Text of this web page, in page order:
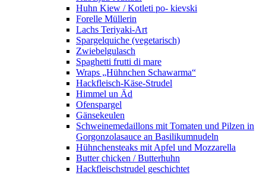
Huhn Kiew / Kotleti po- kievski
Forelle Müllerin
Lachs Teriyaki-Art
Spargelquiche (vegetarisch)
Zwiebelgulasch
Spaghetti frutti di mare
Wraps „Hühnchen Schawarma“
Hackfleisch-Käse-Strudel
Himmel un Äd
Ofenspargel
Gänsekeulen
Schweinemedaillons mit Tomaten und Pilzen in
Gorgonzolasauce an Basilikumnudeln
Hühnchensteaks mit Apfel und Mozzarella
Butter chicken / Butterhuhn
Hackfleischstrudel geschichtet